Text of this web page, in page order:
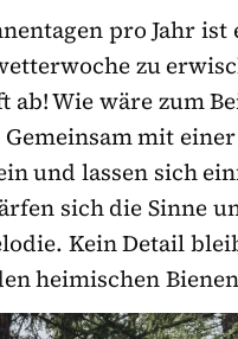
pro Jahr
zu
ab! Wie wäre zum
Gemeinsam mit
und lassen sich
sich die Sinne
Kein Detail
heimischen